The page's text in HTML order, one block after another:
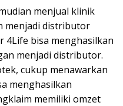
menjual klinik
menjadi distributor
4Life bisa menghasilkan
menjadi distributor.
cukup menawarkan
menghasilkan
memiliki omzet